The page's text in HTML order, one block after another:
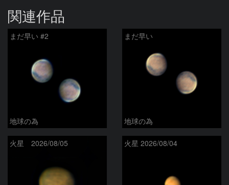
関連作品
まだ早い #2
地球の為
まだ早い
地球の為
火星 2026/08/05 火星 2026/08/04